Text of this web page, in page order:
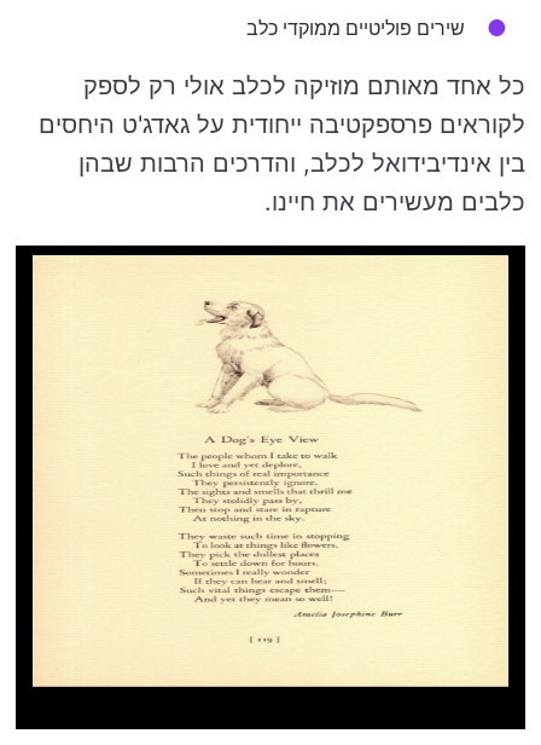
שירים פוליטיים ממוקדי כלב
כל אחד מאותם מוזיקה לכלב אולי רק לספק
לקוראים פרספקטיבה ייחודית על גאדג'ט היחסים
בין אינדיבידואל לכלב, והדרכים הרבות שבהן
כלבים מעשירים את חיינו.